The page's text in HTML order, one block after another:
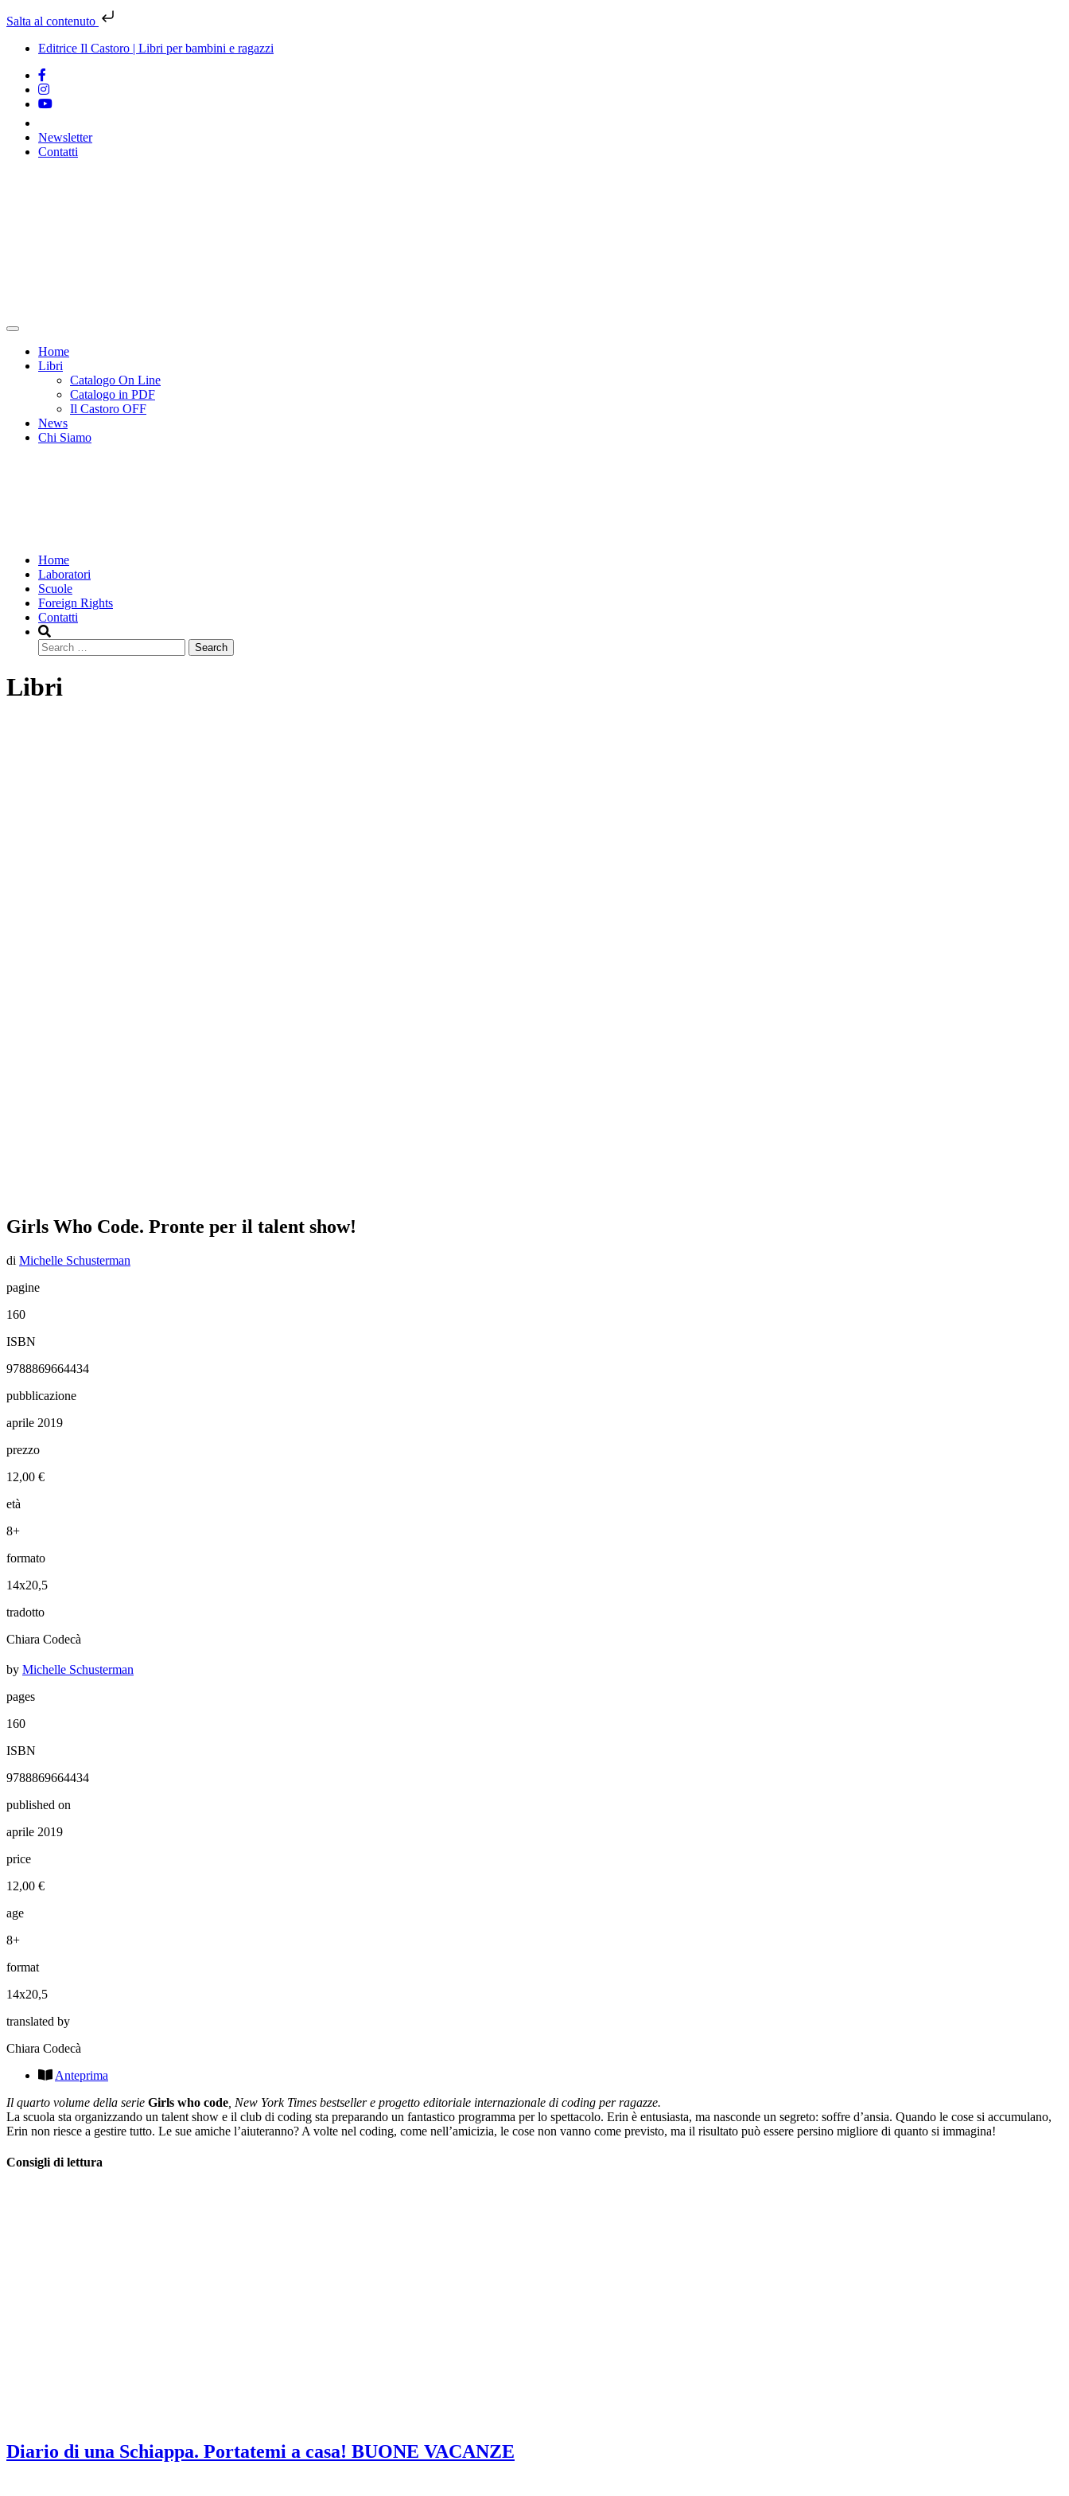
Salta al contenuto
Editrice Il Castoro | Libri per bambini e ragazzi
Newsletter
Contatti
Home
Libri
Catalogo On Line
Catalogo in PDF
Il Castoro OFF
News
Chi Siamo
Home
Laboratori
Scuole
Foreign Rights
Contatti
Search
Libri
Girls Who Code. Pronte per il talent show!
di Michelle Schusterman
pagine
160
ISBN
9788869664434
pubblicazione
aprile 2019
prezzo
12,00 €
età
8+
formato
14x20,5
tradotto
Chiara Codecà
by Michelle Schusterman
pages
160
ISBN
9788869664434
published on
aprile 2019
price
12,00 €
age
8+
format
14x20,5
translated by
Chiara Codecà
Anteprima
Il quarto volume della serie Girls who code , New York Times bestseller e progetto editoriale internazionale di coding per ragazze.
La scuola sta organizzando un talent show e il club di coding sta preparando un fantastico programma per lo spettacolo. Erin è entusiasta, ma nasconde un segreto: soffre d’ansia. Quando le cose si accumulano,
Erin non riesce a gestire tutto. Le sue amiche l’aiuteranno? A volte nel coding, come nell’amicizia, le cose non vanno come previsto, ma il risultato può essere persino migliore di quanto si immagina!
Consigli di lettura
Diario di una Schiappa. Portatemi a casa! BUONE VACANZE